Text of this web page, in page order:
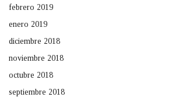
febrero 2019
enero 2019
diciembre 2018
noviembre 2018
octubre 2018
septiembre 2018